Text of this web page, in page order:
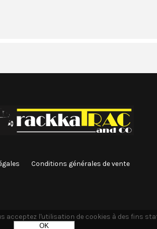
Conditions générales de vente
acceptez l'utilisation de cookies à des fins
OK